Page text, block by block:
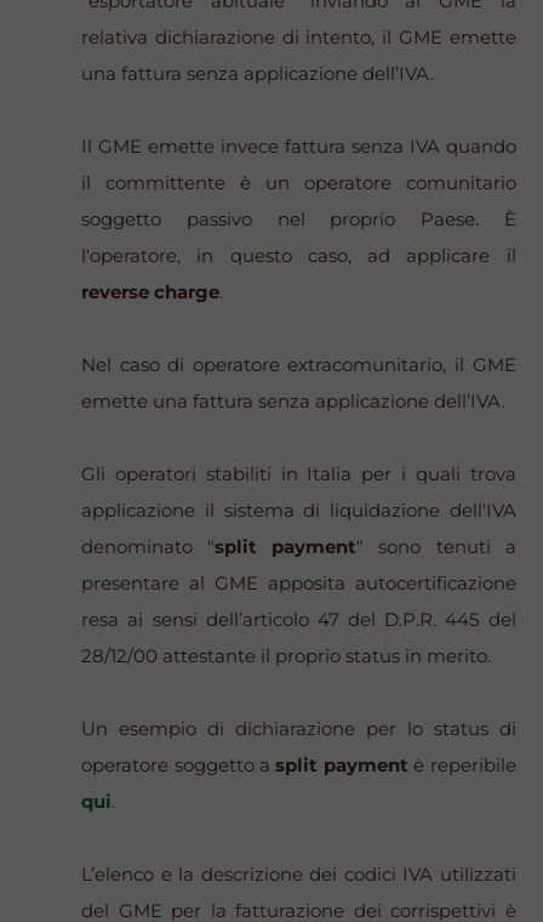
relativa dichiarazione di intento, il GME emette
una fattura senza applicazione dell’IVA.
Il GME emette invece fattura senza IVA quando
il committente è un operatore comunitario
soggetto passivo nel proprio Paese. È
l'operatore, in questo caso, ad applicare il
reverse charge.
Nel caso di operatore extracomunitario, il GME
emette una fattura senza applicazione dell’IVA.
Gli operatori stabiliti in Italia per i quali trova
applicazione il sistema di liquidazione dell'IVA
denominato "split payment" sono tenuti a
presentare al GME apposita autocertificazione
resa ai sensi dell’articolo 47 del D.P.R. 445 del
28/12/00 attestante il proprio status in merito.
Un esempio di dichiarazione per lo status di
operatore soggetto asplit payment è reperibile
qui.
L’elenco e la descrizione dei codici IVA utilizzati
del GME per la fatturazione dei corrispettivi è